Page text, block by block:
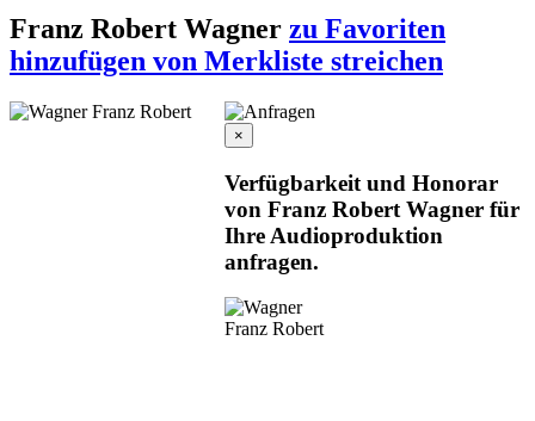
Franz Robert Wagner zu Favoriten
hinzufügen von Merkliste streichen
×
Verfügbarkeit und Honorar
von Franz Robert Wagner für
Ihre Audioproduktion
anfragen.